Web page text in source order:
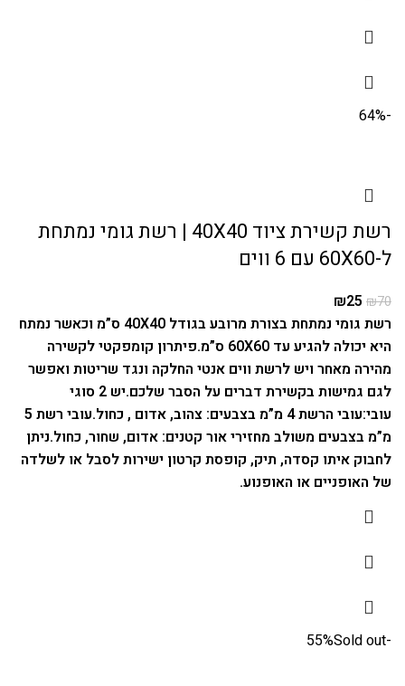
-64%
רשת קשירת ציוד 40X40 | רשת גומי נמתחת
ל-60X60 עם 6 ווים
₪70
₪25
רשת גומי נמתחת בצורת מרובע בגודל 40X40 ס”מ וכאשר נמתח
היא יכולה להגיע עד 60X60 ס”מ.
פיתרון קומפקטי לקשירה
מהירה מאחר ויש לרשת ווים אנטי החלקה ונגד שריטות ואפשר
לגם גמישות בקשירת דברים על הסבר שלכם.
יש 2 סוגי
עובי:עובי הרשת 4 מ”מ בצבעים: צהוב, אדום , כחול.
עובי רשת 5
מ”מ בצבעים משולב מחזירי אור קטנים: אדום, שחור, כחול.ניתן
לחבוק איתו קסדה, תיק, קופסת קרטון ישירות לסבל או לשלדה
של האופניים או האופנוע.
-55%
Sold out